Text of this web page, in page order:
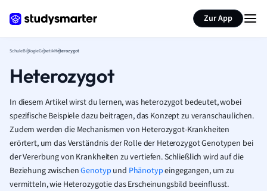
Zur App
SchuleBiologieGenetikHeterozygot
Heterozygot
In diesem Artikel wirst du lernen, was heterozygot bedeutet, wobei
spezifische Beispiele dazu beitragen, das Konzept zu veranschaulichen.
Zudem werden die Mechanismen von Heterozygot-Krankheiten
erörtert, um das Verständnis der Rolle der Heterozygot Genotypen bei
der Vererbung von Krankheiten zu vertiefen. Schließlich wird auf die
Beziehung zwischenGenotyp und Phänotypeingegangen, um zu
vermitteln, wie Heterozygotie das Erscheinungsbild beeinflusst.
Seite zusammenfassen